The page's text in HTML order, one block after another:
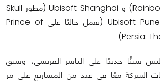
Rainbow Six Extraction) و Ubisoft Shanghai (مطور Skull
and Bones) و Ubisoft Pune (يعمل حاليًا على Prince of
Persia:
شيئًا جديدًا على الناشر الفرنسي، وسبق
الشركة معًا في عدد من المشاريع على مر